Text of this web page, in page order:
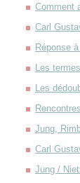
Comment
Carl
Réponse
Les
Les
Jung,
Carl
Jung /